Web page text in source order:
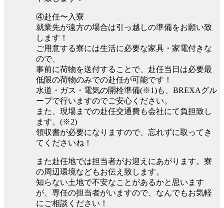
④赴任〜入寮
就業先が遠方の場合は引っ越しの準備をお願い致
します！
ご用意する寮には生活に必要な家具・家電付きな
ので、
事前に荷物を送付することで、赴任当日は必要最
低限の荷物のみでの赴任が可能です！
水道・ガス・電気の開栓準備(※1)も、BREXAグル
ープで行いますのでご安心ください。
また、現場までの赴任交通費も会社にて負担致し
ます。(※2)
領収書が必要になりますので、忘れずに取ってき
てくださいね！
また赴任地では担当者がお迎えにあがります。寮
の周辺環境などもお伝え致します。
知らない土地で不安なことがあるかと思います
が、専任の担当者がいますので、なんでもお気軽
にご相談ください！